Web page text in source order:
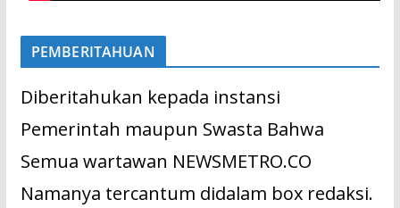
PEMBERITAHUAN
Diberitahukan kepada instansi
Pemerintah maupun Swasta Bahwa
Semua wartawan NEWSMETRO.CO
Namanya tercantum didalam box redaksi.